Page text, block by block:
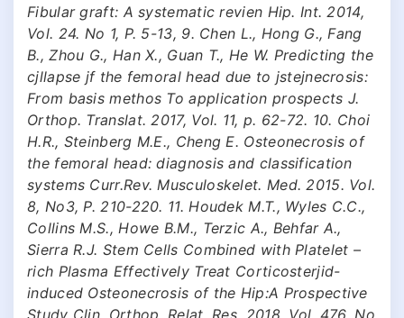
Fibular graft: A systematic revien Hip. Int. 2014,
Vol. 24. No 1, P. 5-13, 9. Chen L., Hong G., Fang
B., Zhou G., Han X., Guan T., He W. Predicting the
cjllapse jf the femoral head due to jstejnecrosis:
From basis methos To application prospects J.
Orthop. Translat. 2017, Vol. 11, p. 62-72. 10. Choi
H.R., Steinberg M.E., Cheng E. Osteonecrosis of
the femoral head: diagnosis and classification
systems Curr.Rev. Musculoskelet. Med. 2015. Vol.
8, No3, P. 210-220. 11. Houdek M.T., Wyles C.C.,
Collins M.S., Howe B.M., Terzic A., Behfar A.,
Sierra R.J. Stem Cells Combined with Platelet –
rich Plasma Effectively Treat Corticosterjid-
induced Osteonecrosis of the Hip:A Prospective
Study Clin. Orthop. Relat. Res. 2018, Vol. 476, No